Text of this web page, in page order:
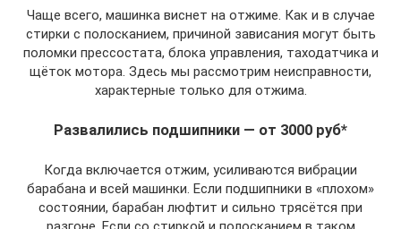
Чаще всего, машинка виснет на отжиме. Как и в случае
стирки с полосканием, причиной зависания могут быть
поломки прессостата, блока управления, таходатчика и
щёток мотора. Здесь мы рассмотрим неисправности,
характерные только для отжима.
Развалились подшипники — от 3000 руб*
Когда включается отжим, усиливаются вибрации
барабана и всей машинки. Если подшипники в «плохом»
состоянии, барабан люфтит и сильно трясётся при